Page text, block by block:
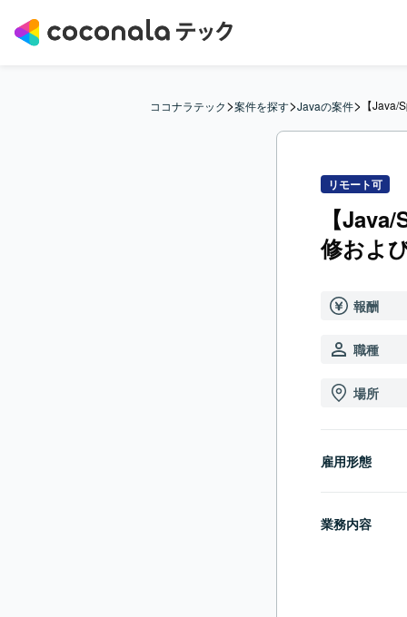
ココナラテック>案件を探す>Javaの案件> 【
リモート可
【
修およ
報酬
職種
場所
雇用形態
業務内容